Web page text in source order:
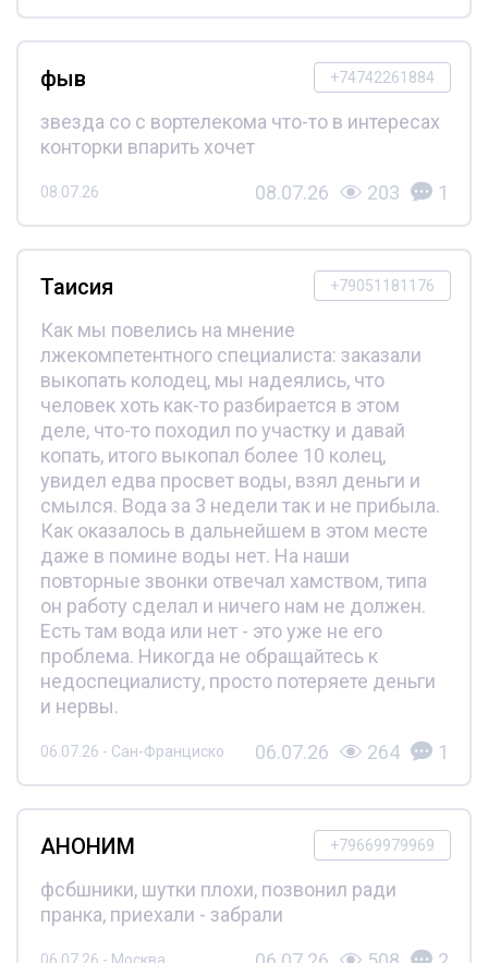
+74742261884
фыв
звезда со с вортелекома что-то в интересах
конторки впарить хочет
08.07.26 08.07.26 203 1
+79051181176
Таисия
Как мы повелись на мнение
лжекомпетентного специалиста: заказали
выкопать колодец, мы надеялись, что
человек хоть как-то разбирается в этом
деле, что-то походил по участку и давай
копать, итого выкопал более 10 колец,
увидел едва просвет воды, взял деньги и
смылся. Вода за 3 недели так и не прибыла.
Как оказалось в дальнейшем в этом месте
даже в помине воды нет. На наши
повторные звонки отвечал хамством, типа
он работу сделал и ничего нам не должен.
Есть там вода или нет - это уже не его
проблема. Никогда не обращайтесь к
недоспециалисту, просто потеряете деньги
и нервы.
06.07.26 - Сан-Франциско 06.07.26 264 1
+79669979969
АНОНИМ
фсбшники, шутки плохи, позвонил ради
пранка, приехали - забрали